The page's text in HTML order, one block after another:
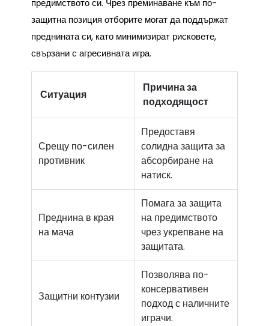
предимството си. Чрез преминаване към по-
защитна позиция отборите могат да поддържат
преднината си, като минимизират рисковете,
свързани с агресивната игра.
Ситуация
Причина за
подходящост
Срещу по-силен
противник
Предоставя
солидна защита за
абсорбиране на
натиск.
Преднина в края
на мача
Помага за защита
на предимството
чрез укрепване на
защитата.
Защитни контузии
Позволява по-
консервативен
подход с наличните
играчи.